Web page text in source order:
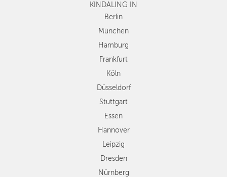
Köln
Düsseldorf
Stuttgart
Essen
Dresden
Nürnberg
Wien
Zürich
Andere
Regionen
KINDALING IN
Berlin
München
Hamburg
Frankfurt
Köln
Düsseldorf
Stuttgart
Essen
Hannover
Leipzig
Dresden
Nürnberg